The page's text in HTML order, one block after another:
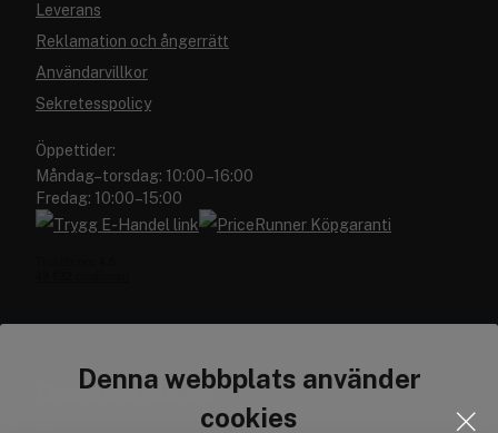
Denna webbplats använder
cookies
Leverans
Reklamation och ångerrätt
Användarvillkor
Sekretesspolicy
Öppettider:
Måndag–torsdag: 10:00–16:00
Fredag: 10:00–15:00
Cocopanda.se